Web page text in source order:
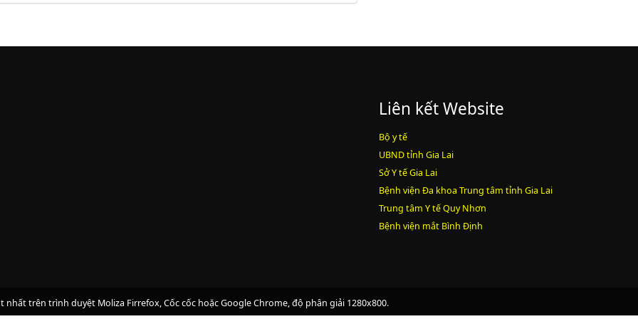
Lượt xem:2010 | lượt tải:1159
52/2019/QH14
Luật sửa đổi, bổ sung một số điều
của luật cán bộ, công chức. luật
công chức
Lượt xem:1785 | lượt tải:546
Liên kết Website
Bộ y tế
UBND tỉnh Gia Lai
Sở Y tế Gia Lai
Bệnh viện Đa khoa Trung tâm tỉnh Gia Lai
Trung tâm Y tế Quy Nhơn
Bệnh viện mắt Bình Định
trên trình duyệt Moliza Firrefox, Cốc cốc hoặc Google Chrome, độ phân giải 1280x800.